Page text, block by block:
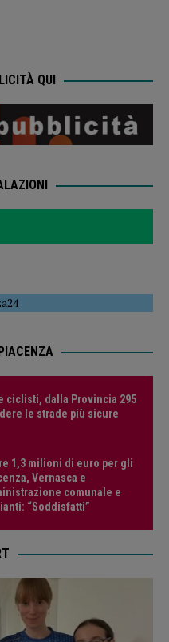
QUI
ciclisti, dalla Provincia 295
le strade più sicure
1,3 milioni di euro per gli
Vernasca e
comunale e
“Soddisfatti”